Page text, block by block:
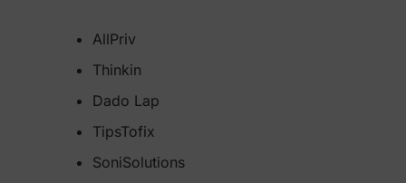
AllPriv
Thinkin
Dado Lap
TipsTofix
SoniSolutions